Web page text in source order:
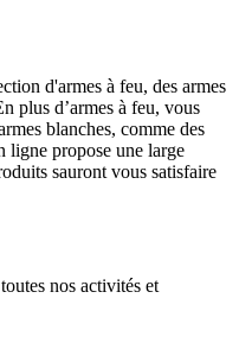
d'armes à feu, des armes
plus d’armes à feu, vous
blanches, comme des
ligne propose une large
sauront vous satisfaire
nos activités et